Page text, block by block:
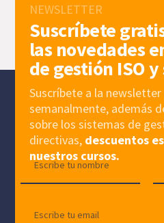
NEWSLETTER
Suscríbete
las novedades
de gestión ISO
Suscríbete a la newsletter
semanalmente, además
sobre los sistemas de
directivas, descuentos
nuestros cursos.